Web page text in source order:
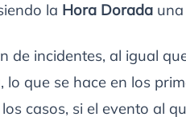
la Hora Doradauna
de incidentes, al igual
lo que se hace en los
casos, si el evento al